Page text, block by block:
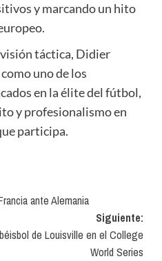
y marcando un hito
táctica, Didier
uno de los
en la élite del fútbol,
y profesionalismo en
participa.
ante Alemania
Siguiente:
de Louisville en el College
World Series